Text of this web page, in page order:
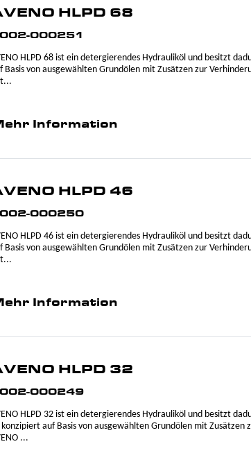
HLPD 68
000251
HLPD 68 ist ein detergierendes Hydrauliköl und besitzt
Basis von ausgewählten Grundölen mit Zusätzen zur
Information
HLPD 46
000250
HLPD 46 ist ein detergierendes Hydrauliköl und besitzt
Basis von ausgewählten Grundölen mit Zusätzen zur
Information
HLPD 32
000249
HLPD 32 ist ein detergierendes Hydrauliköl und besitzt
konzipiert auf Basis von ausgewählten Grundölen mit Zusätzen
...